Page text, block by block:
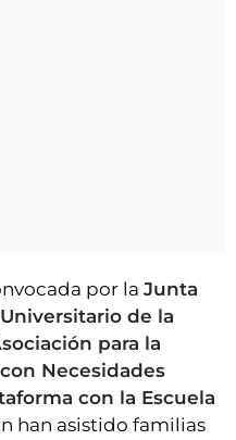
por la Junta
de la
para la
Necesidades
con la Escuela
han asistido familias